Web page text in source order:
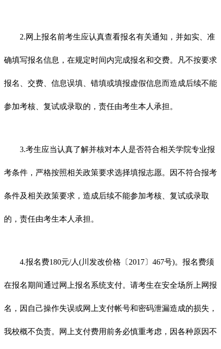
2.网上报名前考生应认真查看报名有关通知，并如实、准
确填写报名信息，在规定时间内完成报名和交费。凡不按要求
报名、交费、信息误填、错填或填报虚假信息而造成后续不能
参加考核、复试或录取的，责任由考生本人承担。
3.考生应当认真了解并核对本人是否符合相关学院专业报
考条件，严格按照相关政策要求选择填报志愿。因不符合报考
条件及相关政策要求，造成后续不能参加考核、复试或录取
的，责任由考生本人承担。
4.报名费180元/人(川发改价格〔2017〕467号)。报名费须
在报名期间通过网上报名系统支付。请考生在安全场所上网报
名，因自己操作失误或网上支付帐号和密码泄漏造成的损失，
我校概不负责。网上支付费用前务必慎重考虑，因各种原因不